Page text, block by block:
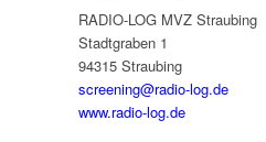
RADIO-LOG MVZ Straubing
Stadtgraben 1
94315 Straubing
screening@radio-log.de
www.radio-log.de